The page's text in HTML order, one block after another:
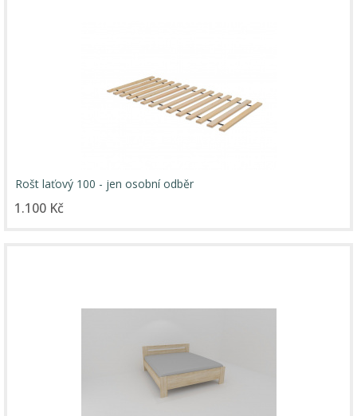
Rošt laťový 100 - jen osobní odběr
1.100 Kč